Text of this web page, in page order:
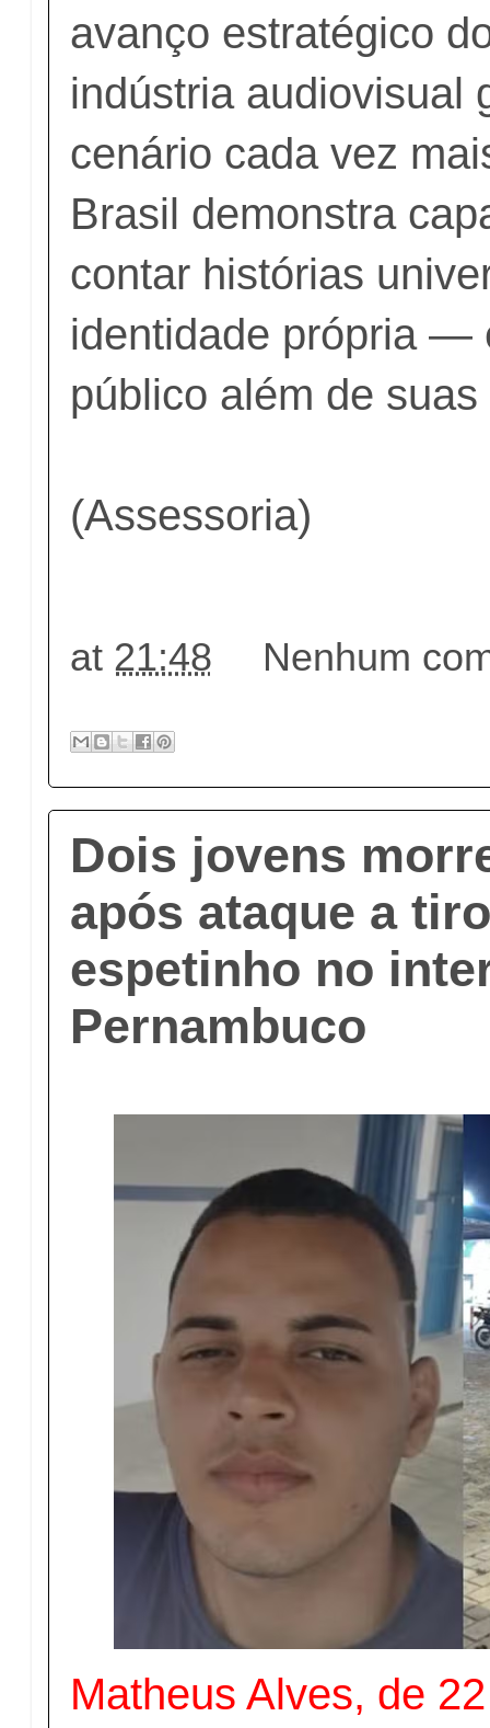
avanço estratégico
indústria audiovisual
cenário cada vez
Brasil demonstra
contar histórias
identidade própria —
público além de
(Assessoria)
at 21:48 Nenhum
Dois jovens
após ataque a
espetinho no
Pernambuco
Matheus Alves, de